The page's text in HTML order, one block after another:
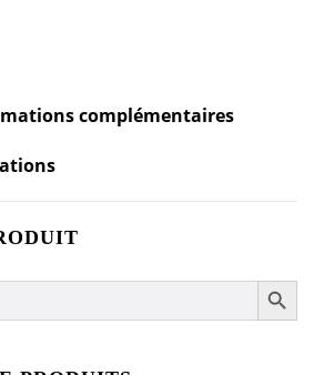
complémentaires
SEARCH